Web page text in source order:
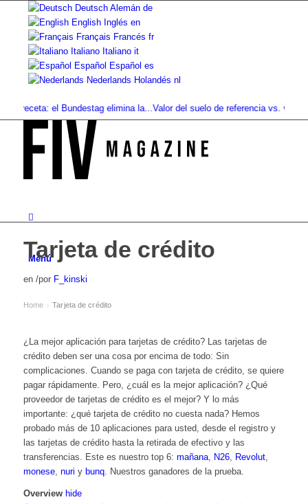
Deutsch Alemán de
English Inglés en
Français Francés fr
Italiano Italiano it
Español Español es
Nederlands Holandés nl
el Bundestag elimina la...Valor del suelo de referencia vs. valor...
Menú
Tarjeta de crédito
en /por F_kinski
Home › Tarjeta de crédito
¿La mejor aplicación para tarjetas de crédito? Las tarjetas de
crédito deben ser una cosa por encima de todo: Sin
complicaciones. Cuando se paga con tarjeta de crédito, se quiere
pagar rápidamente. Pero, ¿cuál es la mejor aplicación? ¿Qué
proveedor de tarjetas de crédito es el mejor? Y lo más
importante: ¿qué tarjeta de crédito no cuesta nada? Hemos
probado más de 10 aplicaciones para usted, desde el registro y
las tarjetas de crédito hasta la retirada de efectivo y las
transferencias. Este es nuestro top 6: mañana, N26, Revolut,
monese, nuri y bunq. Nuestros ganadores de la prueba.
Overview hide